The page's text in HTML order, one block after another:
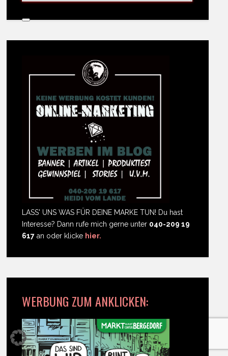
LASS' UNS WAS FÜR DEINE MARKE TUN! Du hast
Interesse? Dann rufe mich gerne unter 040-209 19
617 an oder klicke hier.
WERBUNG ZUM ANKLICKEN: